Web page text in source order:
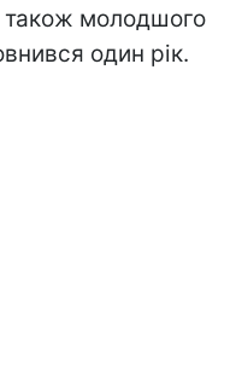
також молодшого
один рік.